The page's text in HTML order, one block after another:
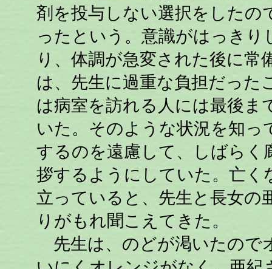
剤を投与しない選択をしたの
ったという。意識がはっき
り、体調が急変された後に常
は、先生に過重な負担だった
は病室を訪れる人には最後ま
いた。そのような状況を知っ
するのを遠慮して、しばらく
拶するようにしていた。亡く
立っていると、先生と長女の
りがもれ聞こえてきた。
先生は、のどが渇いたので